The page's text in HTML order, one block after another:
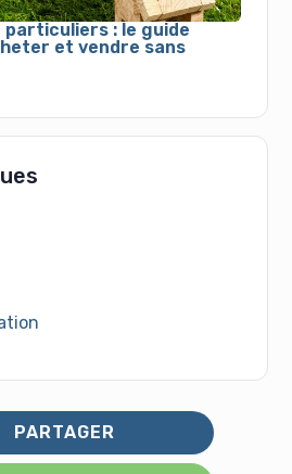
particuliers : le guide
et vendre sans
PARTAGER